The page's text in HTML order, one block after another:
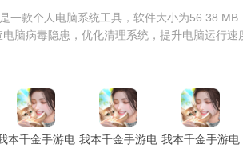
一款个人电脑系统工具，软件大小为56.38 MB
脑病毒隐患，优化清理系统，提升电脑运行
本千金手游电 我本千金手游电 我本千金手游电